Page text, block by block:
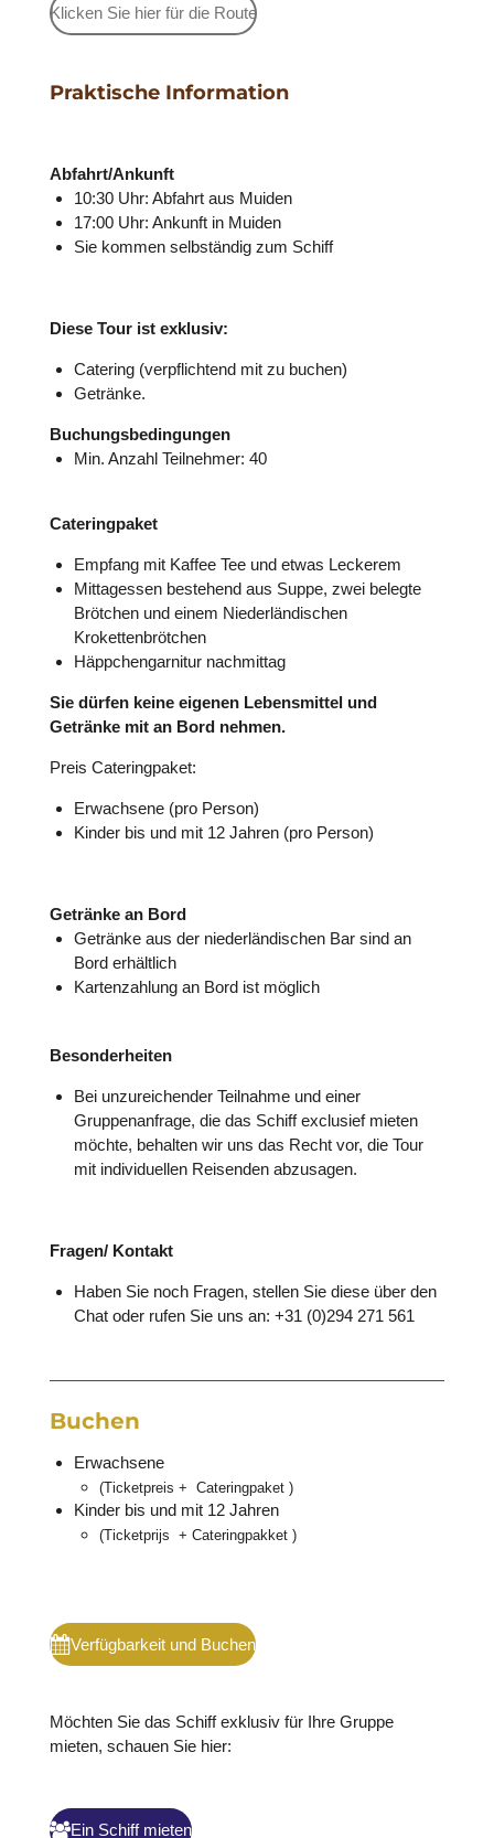
Klicken Sie hier für die Route
Praktische Information
Abfahrt/Ankunft
10:30 Uhr: Abfahrt aus Muiden
17:00 Uhr: Ankunft in Muiden
Sie kommen selbständig zum Schiff
Diese Tour ist exklusiv:
Catering (verpflichtend mit zu buchen)
Getränke.
Buchungsbedingungen
Min. Anzahl Teilnehmer: 40
Cateringpaket
Empfang mit Kaffee Tee und etwas Leckerem
Mittagessen bestehend aus Suppe, zwei belegte
Brötchen und einem Niederländischen
Krokettenbrötchen
Häppchengarnitur nachmittag
Sie dürfen keine eigenen Lebensmittel und
Getränke mit an Bord nehmen.
Preis Cateringpaket:
Erwachsene (pro Person)
Kinder bis und mit 12 Jahren (pro Person)
Getränke an Bord
Getränke aus der niederländischen Bar sind an
Bord erhältlich
Kartenzahlung an Bord ist möglich
Besonderheiten
Bei unzureichender Teilnahme und einer
Gruppenanfrage, die das Schiff exclusief mieten
möchte, behalten wir uns das Recht vor, die Tour
mit individuellen Reisenden abzusagen.
Fragen/ Kontakt
Haben Sie noch Fragen, stellen Sie diese über den
Chat oder rufen Sie uns an: +31 (0)294 271 561
Buchen
Erwachsene
(Ticketpreis + Cateringpaket )
Kinder bis und mit 12 Jahren
(Ticketprijs + Cateringpakket )
Verfügbarkeit und Buchen
Möchten Sie das Schiff exklusiv für Ihre Gruppe
mieten, schauen Sie hier:
Ein Schiff mieten